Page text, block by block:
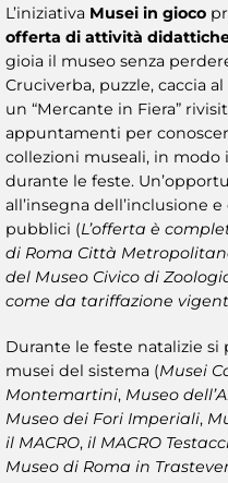
L’iniziativa Musei in gioco
offerta di attività
gioia il museo senza
Cruciverba, puzzle, caccia
un “Mercante in Fiera”
appuntamenti per
collezioni museali, in
durante le feste.
all’insegna dell’inclusione
pubblici (L’offerta è
di Roma Città
del Museo Civico di
come da tariffazione
Durante le feste natalizie
musei del sistema (Musei
Montemartini, Museo
Museo dei Fori Imperiali,
il MACRO, il MACRO
Museo di Roma in